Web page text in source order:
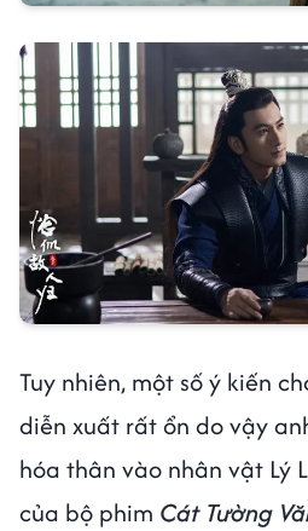
Tuy nhiên, một số ý kiến
diễn xuất rất ổn do vậy
hóa thân vào nhân vật Lý
của bộ phim Cát Tường